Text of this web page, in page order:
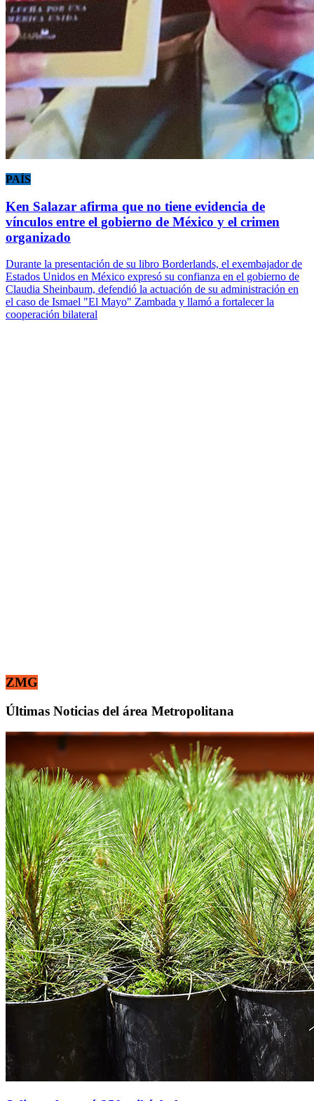
PAÍS
Ken Salazar afirma que no tiene evidencia de
vínculos entre el gobierno de México y el crimen
organizado
Durante la presentación de su libro Borderlands, el exembajador de
Estados Unidos en México expresó su confianza en el gobierno de
Claudia Sheinbaum, defendió la actuación de su administración en
el caso de Ismael "El Mayo" Zambada y llamó a fortalecer la
cooperación bilateral
ZMG
Últimas Noticias del área Metropolitana